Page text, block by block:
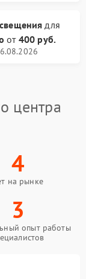
для
от 400 руб.
центра
4
на рынке
3
опыт работы